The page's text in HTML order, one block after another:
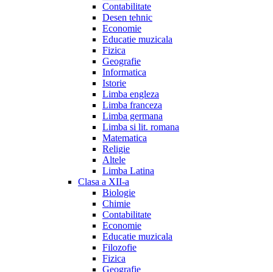
Contabilitate
Desen tehnic
Economie
Educatie muzicala
Fizica
Geografie
Informatica
Istorie
Limba engleza
Limba franceza
Limba germana
Limba si lit. romana
Matematica
Religie
Altele
Limba Latina
Clasa a XII-a
Biologie
Chimie
Contabilitate
Economie
Educatie muzicala
Filozofie
Fizica
Geografie